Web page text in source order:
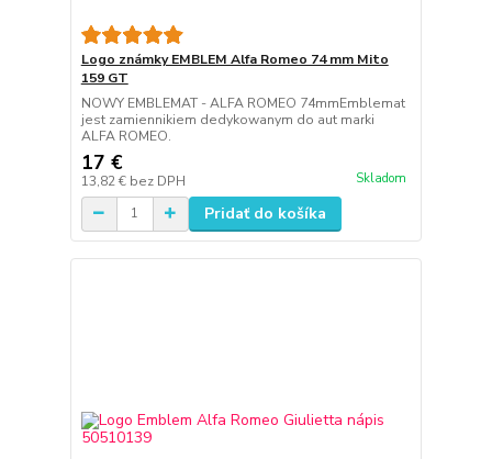
Logo známky EMBLEM Alfa Romeo 74 mm Mito
159 GT
NOWY EMBLEMAT - ALFA ROMEO 74mmEmblemat
jest zamiennikiem dedykowanym do aut marki
ALFA ROMEO.
17 €
13,82 € bez DPH Skladom
Pridať do košíka